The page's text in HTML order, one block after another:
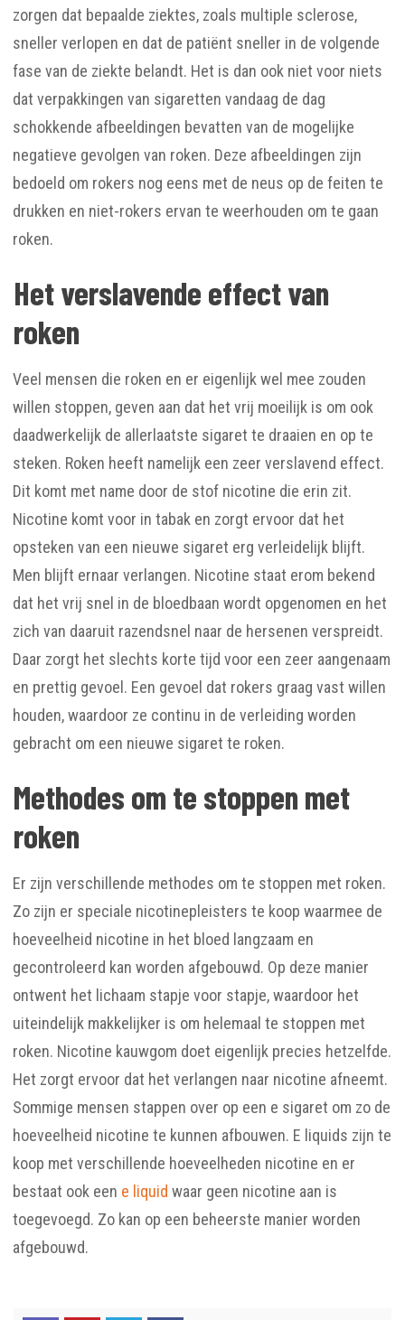
zorgen dat bepaalde ziektes, zoals multiple sclerose,
sneller verlopen en dat de patiënt sneller in de volgende
fase van de ziekte belandt. Het is dan ook niet voor niets
dat verpakkingen van sigaretten vandaag de dag
schokkende afbeeldingen bevatten van de mogelijke
negatieve gevolgen van roken. Deze afbeeldingen zijn
bedoeld om rokers nog eens met de neus op de feiten te
drukken en niet-rokers ervan te weerhouden om te gaan
roken.
Het verslavende effect van
roken
Veel mensen die roken en er eigenlijk wel mee zouden
willen stoppen, geven aan dat het vrij moeilijk is om ook
daadwerkelijk de allerlaatste sigaret te draaien en op te
steken. Roken heeft namelijk een zeer verslavend effect.
Dit komt met name door de stof nicotine die erin zit.
Nicotine komt voor in tabak en zorgt ervoor dat het
opsteken van een nieuwe sigaret erg verleidelijk blijft.
Men blijft ernaar verlangen. Nicotine staat erom bekend
dat het vrij snel in de bloedbaan wordt opgenomen en het
zich van daaruit razendsnel naar de hersenen verspreidt.
Daar zorgt het slechts korte tijd voor een zeer aangenaam
en prettig gevoel. Een gevoel dat rokers graag vast willen
houden, waardoor ze continu in de verleiding worden
gebracht om een nieuwe sigaret te roken.
Methodes om te stoppen met
roken
Er zijn verschillende methodes om te stoppen met roken.
Zo zijn er speciale nicotinepleisters te koop waarmee de
hoeveelheid nicotine in het bloed langzaam en
gecontroleerd kan worden afgebouwd. Op deze manier
ontwent het lichaam stapje voor stapje, waardoor het
uiteindelijk makkelijker is om helemaal te stoppen met
roken. Nicotine kauwgom doet eigenlijk precies hetzelfde.
Het zorgt ervoor dat het verlangen naar nicotine afneemt.
Sommige mensen stappen over op een e sigaret om zo de
hoeveelheid nicotine te kunnen afbouwen. E liquids zijn te
koop met verschillende hoeveelheden nicotine en er
bestaat ook een e liquid waar geen nicotine aan is
toegevoegd. Zo kan op een beheerste manier worden
afgebouwd.